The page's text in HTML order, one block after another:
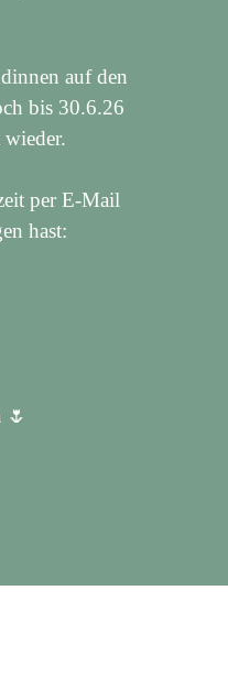
auf den
bis 30.6.26
per E-Mail
hast:
🌷